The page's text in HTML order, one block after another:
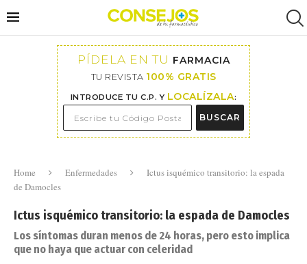
PÍDELA EN TU FARMACIA
TU REVISTA 100% GRATIS
INTRODUCE TU C.P. Y LOCALÍZALA:
BUSCAR
Home Enfermedades
Ictus isquémico transitorio: la espada
de Damocles
Ictus isquémico transitorio: la espada de Damocles
Los síntomas duran menos de 24 horas, pero esto implica
que no haya que actuar con celeridad